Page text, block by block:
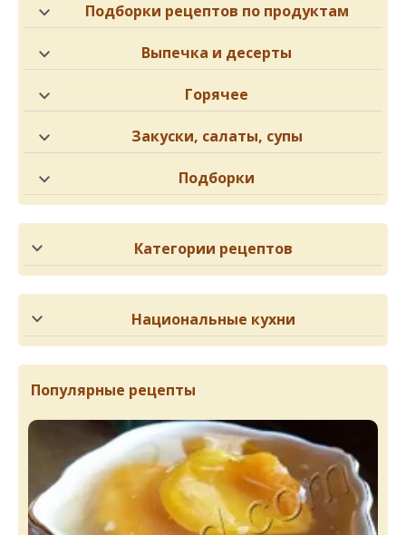
Подборки рецептов по продуктам
Выпечка и десерты
Горячее
Закуски, салаты, супы
Подборки
Категории рецептов
Национальные кухни
Популярные рецепты